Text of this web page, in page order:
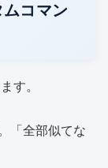
コマン
す。
「全部似てな